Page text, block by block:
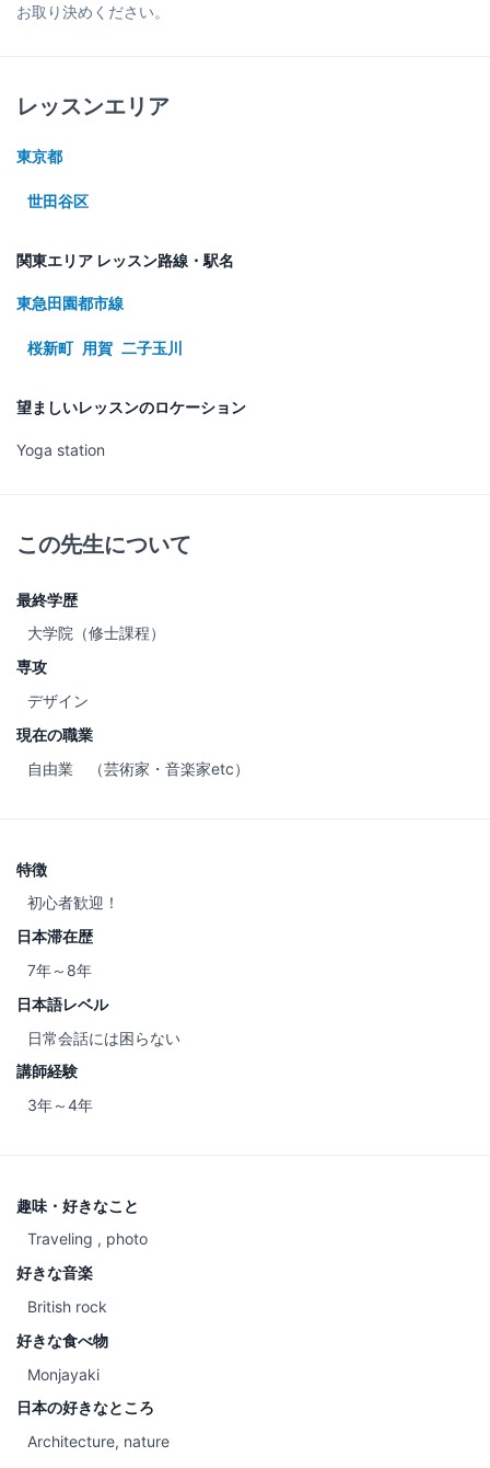
お取り決めください。
レッスンエリア
東京都
世田谷区
関東エリア レッスン路線・駅名
東急田園都市線
桜新町 用賀 二子玉川
望ましいレッスンのロケーション
Yoga station
この先生について
最終学歴
大学院（修士課程）
専攻
デザイン
現在の職業
自由業 （芸術家・音楽家etc）
特徴
初心者歓迎！
日本滞在歴
7年～8年
日本語レベル
日常会話には困らない
講師経験
3年～4年
趣味・好きなこと
Traveling , photo
好きな音楽
British rock
好きな食べ物
Monjayaki
日本の好きなところ
Architecture, nature